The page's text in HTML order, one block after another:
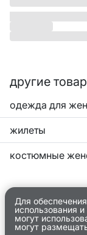
другие
одежда для
жилеты
костюмные
Для
использования
могут
могут